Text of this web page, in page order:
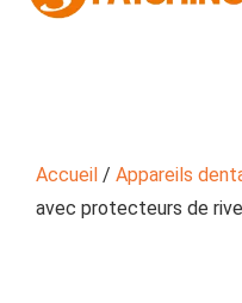
Accueil / Appareils
avec protecteurs de